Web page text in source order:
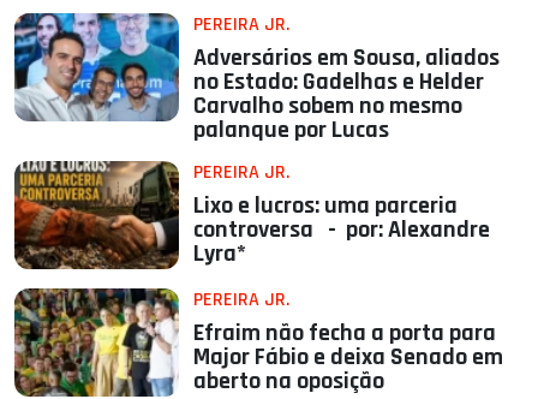
PEREIRA JR.
Adversários em Sousa, aliados
no Estado: Gadelhas e Helder
Carvalho sobem no mesmo
palanque por Lucas
PEREIRA JR.
Lixo e lucros: uma parceria
controversa - por: Alexandre
Lyra*
PEREIRA JR.
Efraim não fecha a porta para
Major Fábio e deixa Senado em
aberto na oposição